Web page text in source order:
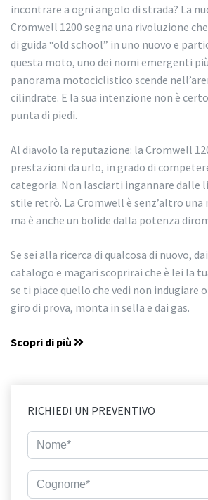
incontrare a ogni angolo di strada? La
Cromwell 1200 segna una rivoluzione
di guida “old school” in uno nuovo e
questa moto, uno dei nomi emergenti
panorama motociclistico scende
cilindrate. E la sua intenzione non è
punta di piedi.
Al diavolo la reputazione: la Cromwell
prestazioni da urlo, in grado di
categoria. Non lasciarti ingannare dalle
stile retrò. La Cromwell è senz’altro
ma è anche un bolide dalla potenza
Se sei alla ricerca di qualcosa di nuovo,
catalogo e magari scoprirai che è lei la
se ti piace quello che vedi non indugiare
giro di prova, monta in sella e dai gas.
Scopri di più
RICHIEDI UN PREVENTIVO